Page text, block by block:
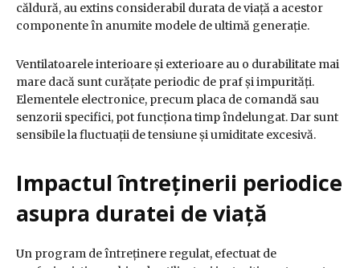
căldură, au extins considerabil durata de viață a acestor
componente în anumite modele de ultimă generație.
Ventilatoarele interioare și exterioare au o durabilitate mai
mare dacă sunt curățate periodic de praf și impurități.
Elementele electronice, precum placa de comandă sau
senzorii specifici, pot funcționa timp îndelungat. Dar sunt
sensibile la fluctuații de tensiune și umiditate excesivă.
Impactul întreținerii periodice
asupra duratei de viață
Un program de întreținere regulat, efectuat de